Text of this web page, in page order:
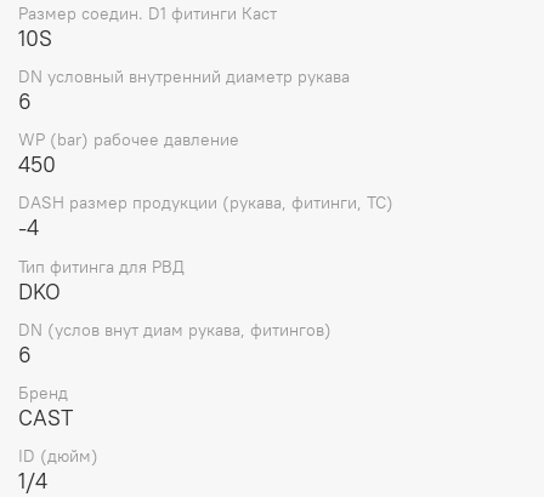
Размер соедин. D1 фитинги Каст
10S
DN условный внутренний диаметр рукава
6
WP (bar) рабочее давление
450
DASH размер продукции (рукава, фитинги, TC)
-4
Тип фитинга для РВД
DKO
DN (услов внут диам рукава, фитингов)
6
Бренд
CAST
ID (дюйм)
1/4